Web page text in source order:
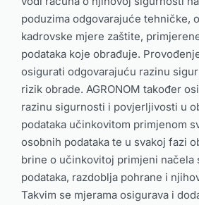
poduzima odgovarajuće tehničke,
kadrovske mjere zaštite,
podataka koje obrađuje.
osigurati odgovarajuću razinu
rizik obrade. AGRONOM također
razinu sigurnosti i povjerljivosti u
podataka učinkovitom primjenom
osobnih podataka te u svakoj fazi
brine o učinkovitoj primjeni načela
podataka, razdoblja pohrane i
Takvim se mjerama osigurava i